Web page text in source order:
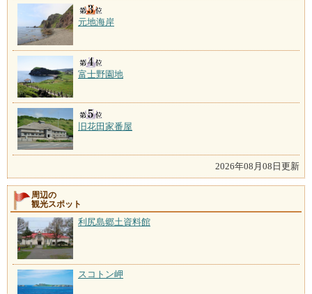
元地海岸
富士野園地
旧花田家番屋
2026年08月08日更新
周辺の
観光スポット
利尻島郷土資料館
スコトン岬